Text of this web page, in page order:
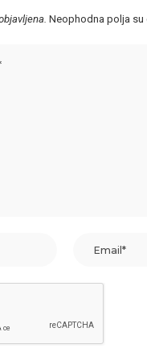
Neophodna polja su